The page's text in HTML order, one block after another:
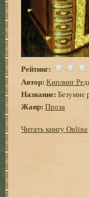
Рейтинг:
Автор: Киплинг
Название: Безумие
Жанр: Проза
Читать книгу Online